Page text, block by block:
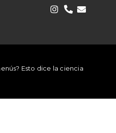
Esto dice la ciencia